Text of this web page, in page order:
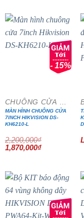
3,527,500₫.
- 15%
MÀN HÌNH CHUÔNG CỬA
7INCH HIKVISION DS-
KH6210-L
2,200,000₫
Giá
gốc
1,870,000₫Giá
1,870,000₫.